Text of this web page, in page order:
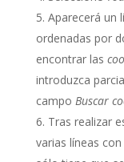
Aparecerá un
ordenadas por
encontrar las
introduzca
campo Buscar
Tras realizar
varias líneas con